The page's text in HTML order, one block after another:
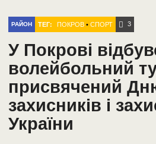
РАЙОН ТЕГ: ПОКРОВ •СПОРТ 3
У Покрові
волейбольний
присвячений
захисників і
України